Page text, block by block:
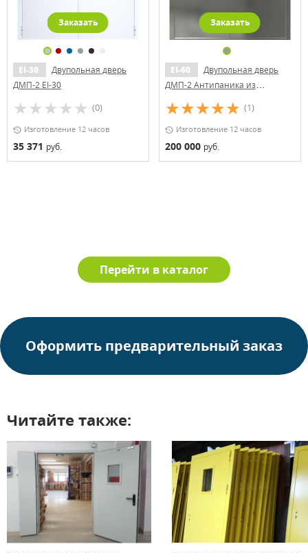
Заказать
EI-30
Двупольная дверь
ДМП-2 EI-30
(0)
Изготовление 12 часов
35 371 руб.
Заказать
EI-60
Двупольная дверь
ДМП-2 Антипаника из
нержавеющей стали
(1)
Изготовление 12 часов
200 000 руб.
Перейти в каталог
Оформить предварительный заказ
Читайте также: